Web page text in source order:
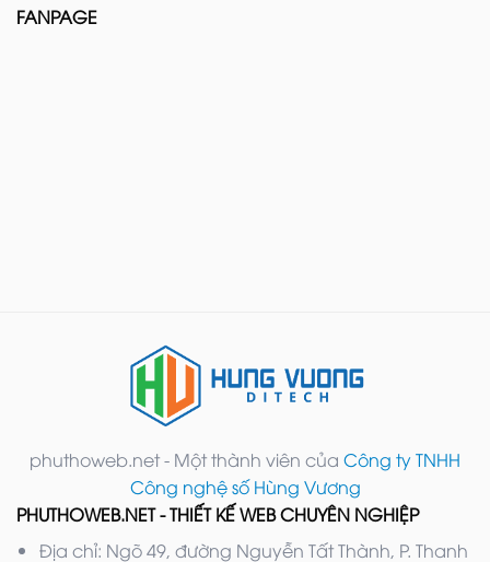
FANPAGE
phuthoweb.net - Một thành viên của Công ty TNHH
Công nghệ số Hùng Vương
PHUTHOWEB.NET - THIẾT KẾ WEB CHUYÊN NGHIỆP
Địa chỉ: Ngõ 49, đường Nguyễn Tất Thành, P. Thanh